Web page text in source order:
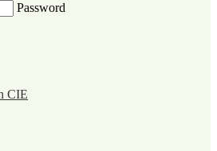
Password
CIE